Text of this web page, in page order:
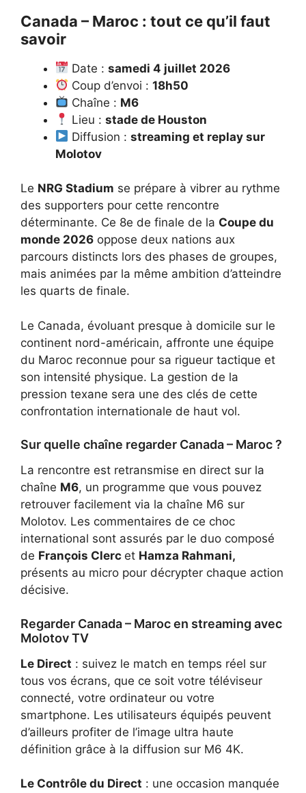
Canada – Maroc : tout ce qu’il faut
savoir
Date :samedi 4 juillet 2026
Coup d’envoi :18h50
Chaîne : M6
Lieu :stade de Houston
Diffusion :streaming et replay sur
Molotov
Le NRG Stadium se prépare à vibrer au rythme
des supporters pour cette rencontre
déterminante. Ce 8e de finale de la Coupe du
monde 2026 oppose deux nations aux
parcours distincts lors des phases de groupes,
mais animées par la même ambition d’atteindre
les quarts de finale.
Le Canada, évoluant presque à domicile sur le
continent nord-américain, affronte une équipe
du Maroc reconnue pour sa rigueur tactique et
son intensité physique. La gestion de la
pression texane sera une des clés de cette
confrontation internationale de haut vol.
Sur quelle chaîne regarder Canada – Maroc ?
La rencontre est retransmise en direct sur la
chaîne M6, un programme que vous pouvez
retrouver facilement via la chaîne M6 sur
Molotov. Les commentaires de ce choc
international sont assurés par le duo composé
de François Clerc et Hamza Rahmani,
présents au micro pour décrypter chaque action
décisive.
Regarder Canada – Maroc en streaming avec
Molotov TV
Le Direct : suivez le match en temps réel sur
tous vos écrans, que ce soit votre téléviseur
connecté, votre ordinateur ou votre
smartphone. Les utilisateurs équipés peuvent
d’ailleurs profiter de l’image ultra haute
définition grâce à la diffusion sur M6 4K.
Le Contrôle du Direct : une occasion manquée